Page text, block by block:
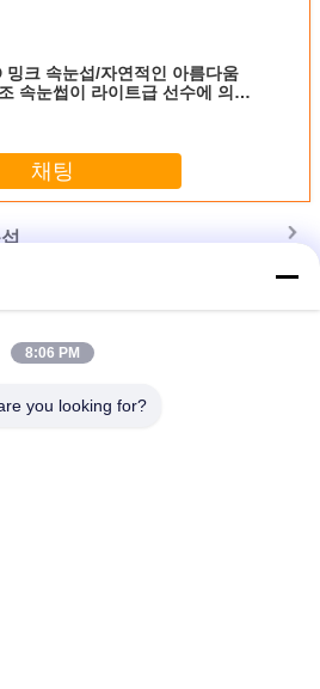
밍크 속눈섭/자연적인 아름다움
속눈썹이 라이트급 선수에 의하
채팅
8:06 PM
you looking for?